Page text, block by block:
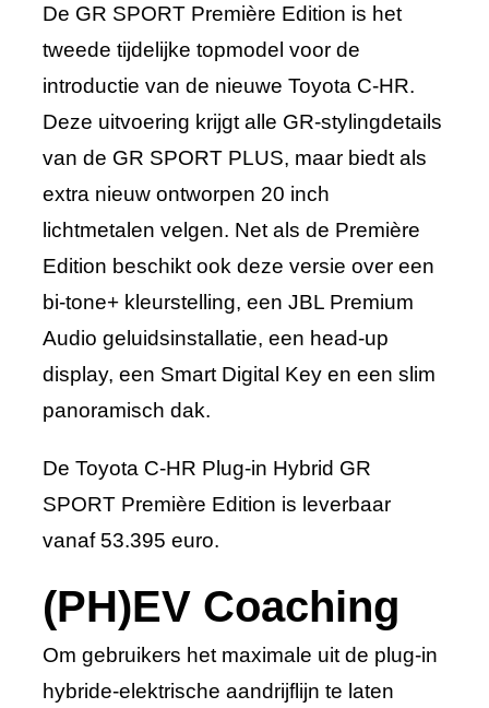
De GR SPORT Première Edition is het
tweede tijdelijke topmodel voor de
introductie van de nieuwe Toyota C-HR.
Deze uitvoering krijgt alle GR-stylingdetails
van de GR SPORT PLUS, maar biedt als
extra nieuw ontworpen 20 inch
lichtmetalen velgen. Net als de Première
Edition beschikt ook deze versie over een
bi-tone+ kleurstelling, een JBL Premium
Audio geluidsinstallatie, een head-up
display, een Smart Digital Key en een slim
panoramisch dak.
De Toyota C-HR Plug-in Hybrid GR
SPORT Première Edition is leverbaar
vanaf 53.395 euro.
(PH)EV Coaching
Om gebruikers het maximale uit de plug-in
hybride-elektrische aandrijflijn te laten